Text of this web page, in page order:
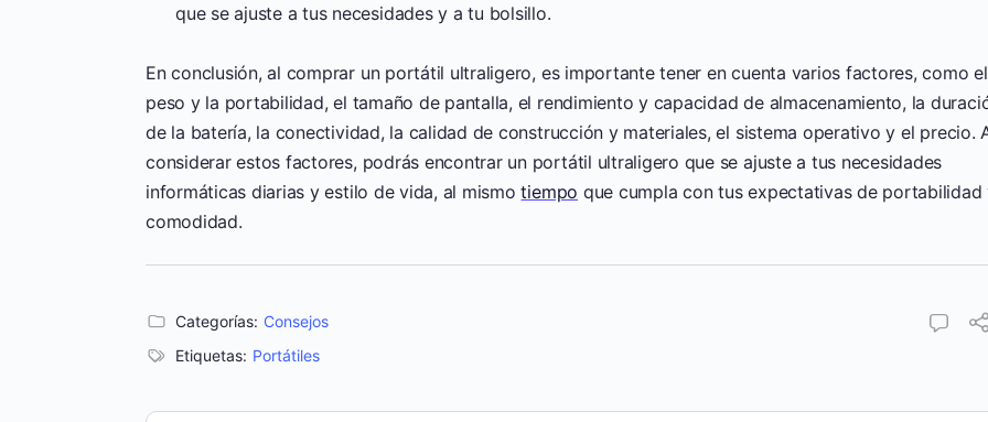
que se ajuste a tus necesidades y a tu bolsillo.
En conclusión, al comprar un portátil ultraligero, es importante tener en cuenta varios factores, como el
peso y la portabilidad, el tamaño de pantalla, el rendimiento y capacidad de almacenamiento, la
de la batería, la conectividad, la calidad de construcción y materiales, el sistema operativo y el precio.
considerar estos factores, podrás encontrar un portátil ultraligero que se ajuste a tus necesidades
informáticas diarias y estilo de vida, al mismotiempo que cumpla con tus expectativas de portabilidad
comodidad.
Categorías: Consejos
Etiquetas: Portátiles